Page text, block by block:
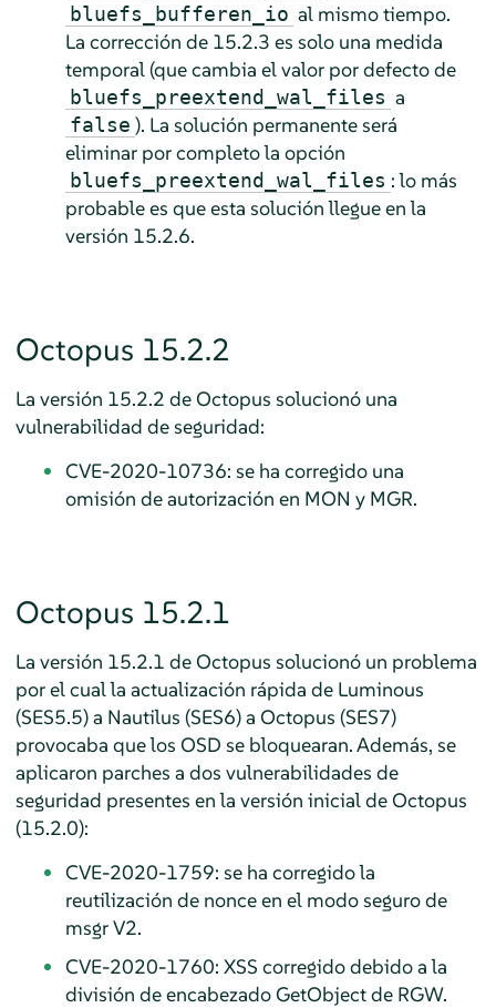
bluefs_bufferen_io al mismo tiempo.
La corrección de 15.2.3 es solo una medida
temporal (que cambia el valor por defecto de
bluefs_preextend_wal_files a
false ). La solución permanente será
eliminar por completo la opción
bluefs_preextend_wal_files : lo más
probable es que esta solución llegue en la
versión 15.2.6.
Octopus 15.2.2
La versión 15.2.2 de Octopus solucionó una
vulnerabilidad de seguridad:
CVE-2020-10736: se ha corregido una
omisión de autorización en MON y MGR.
Octopus 15.2.1
La versión 15.2.1 de Octopus solucionó un problema
por el cual la actualización rápida de Luminous
(SES5.5) a Nautilus (SES6) a Octopus (SES7)
provocaba que los OSD se bloquearan. Además, se
aplicaron parches a dos vulnerabilidades de
seguridad presentes en la versión inicial de Octopus
(15.2.0):
CVE-2020-1759: se ha corregido la
reutilización de nonce en el modo seguro de
msgr V2.
CVE-2020-1760: XSS corregido debido a la
división de encabezado GetObject de RGW.